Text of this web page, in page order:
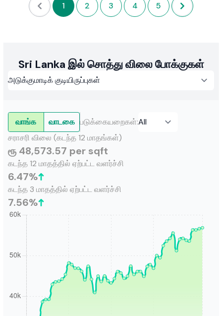
1 2 3 4 5
Sri Lanka இல் சொத்து விலை போக்குகள்
வாங்க வாடகை படுக்கையறைகள்:
சராசரி விலை (கடந்த 12 மாதங்கள்)
ரூ 48,573.57 per sqft
கடந்த 12 மாதத்தில் ஏற்பட்ட வளர்ச்சி
6.47%
கடந்த 3 மாதத்தில் ஏற்பட்ட வளர்ச்சி
7.56%